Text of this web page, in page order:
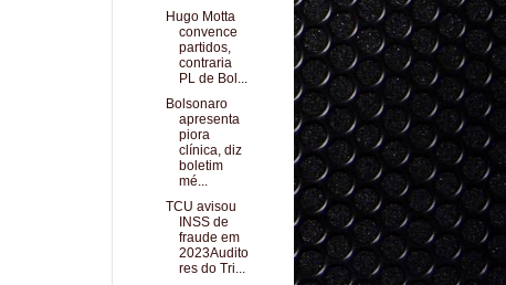
Hugo Motta
convence
partidos,
contraria
PL de Bol...
Bolsonaro
apresenta
piora
clínica, diz
boletim
mé...
TCU avisou
INSS de
fraude em
2023Audito
res do Tri...